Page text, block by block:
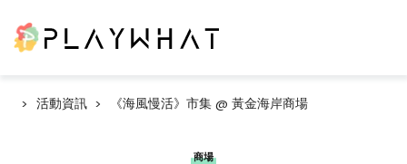
活動資訊 《海風慢活》市集 @ 黃金海岸商場
商場